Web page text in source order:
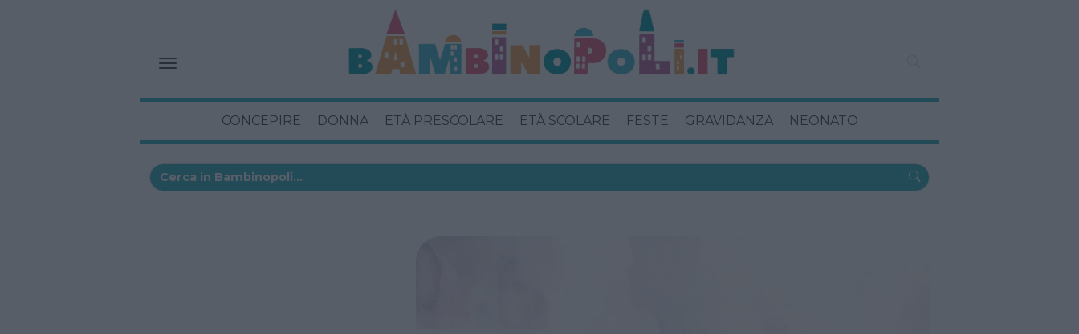
CONCEPIRE DONNA ETÀ PRESCOLARE ETÀ SCOLARE FESTE GRAVIDANZA NEONATO